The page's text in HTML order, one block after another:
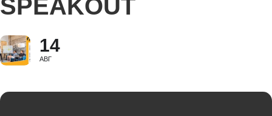
SPEAKOUT
14
АВГ